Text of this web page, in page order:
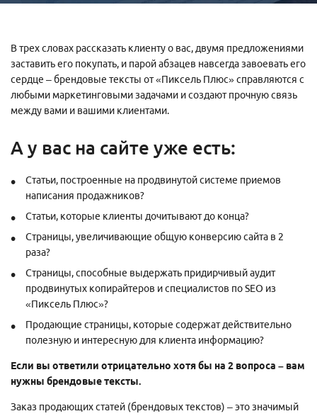
В трех словах рассказать клиенту о вас, двумя предложениями
заставить его покупать, и парой абзацев навсегда завоевать его
сердце – брендовые тексты от «Пиксель Плюс» справляются с
любыми маркетинговыми задачами и создают прочную связь
между вами и вашими клиентами.
А у вас на сайте уже есть:
Статьи, построенные на продвинутой системе приемов
написания продажников?
Статьи, которые клиенты дочитывают до конца?
Страницы, увеличивающие общую конверсию сайта в 2
раза?
Страницы, способные выдержать придирчивый аудит
продвинутых копирайтеров и специалистов по SEO из
«Пиксель Плюс»?
Продающие страницы, которые содержат действительно
полезную и интересную для клиента информацию?
Если вы ответили отрицательно хотя бы на 2 вопроса – вам
нужны брендовые тексты.
Заказ продающих статей (брендовых текстов) – это значимый